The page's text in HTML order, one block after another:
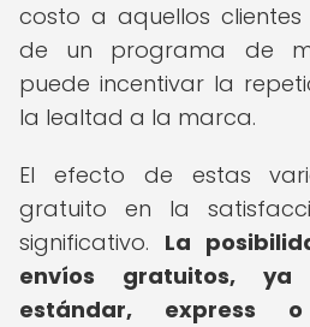
costo a aquellos
de un programa de
puede incentivar la
la lealtad a la marca.
El efecto de estas
gratuito en la
significativo. La
envíos gratuitos,
estándar,